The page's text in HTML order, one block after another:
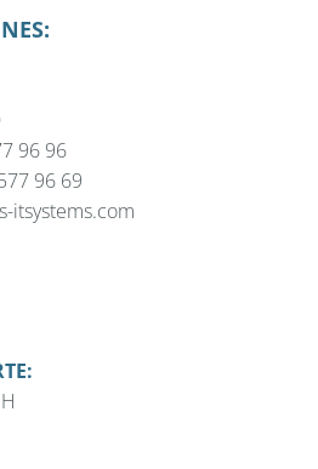
96 96
96 69
itsystems.com